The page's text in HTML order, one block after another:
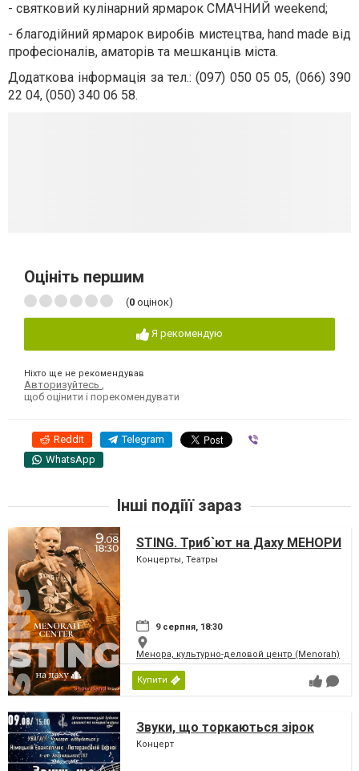
- святковий кулінарний ярмарок СМАЧНИЙ weekend;
- благодійний ярмарок виробів мистецтва, hand made від
професіоналів, аматорів та мешканців міста.
Додаткова інформація за тел.: (097) 050 05 05, (066) 390
22 04, (050) 340 06 58.
Оцініть першим
(0 оцінок)
Я рекомендую
Ніхто ще не рекомендував
Авторизуйтесь
щоб оцінити і порекомендувати
Reddit Telegram
WhatsApp
Інші подіїї зараз
STING. Триб`ют на Даху МЕНОРИ
Концерты, Театры
9 серпня, 18:30
Менора, культурно-деловой центр (Menorah)
Купити
Звуки, що торкаються зірок
Концерт